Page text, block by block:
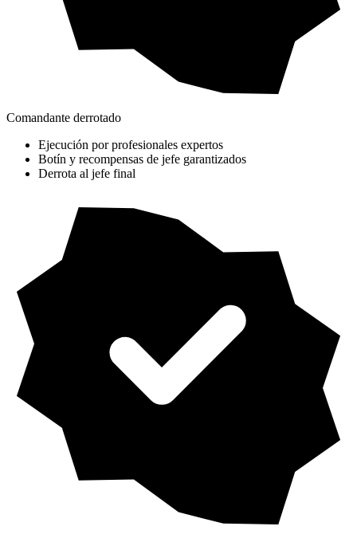
Comandante derrotado
Ejecución por profesionales expertos
Botín y recompensas de jefe garantizados
Derrota al jefe final